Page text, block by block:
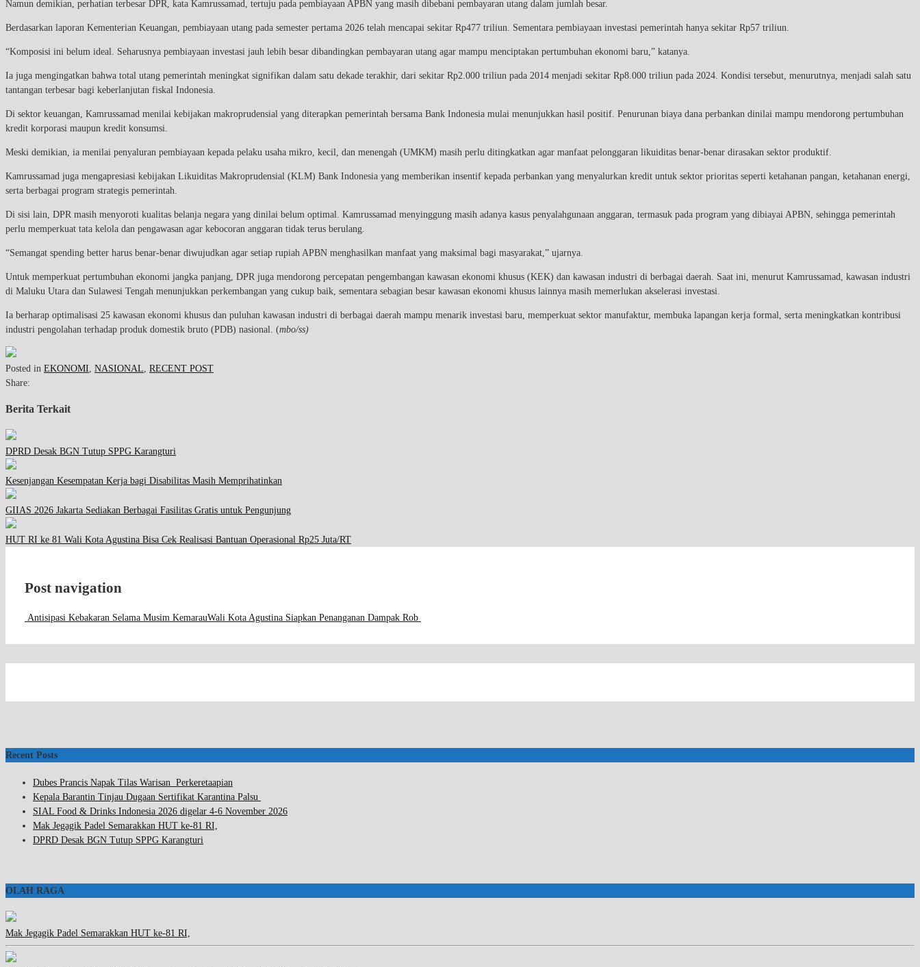
Namun demikian, perhatian terbesar DPR, kata Kamrussamad, tertuju pada pembiayaan APBN yang masih dibebani pembayaran utang dalam jumlah besar.
Berdasarkan laporan Kementerian Keuangan, pembiayaan utang pada semester pertama 2026 telah mencapai sekitar Rp477 triliun. Sementara pembiayaan investasi pemerintah hanya sekitar Rp57 triliun.
“Komposisi ini belum ideal. Seharusnya pembiayaan investasi jauh lebih besar dibandingkan pembayaran utang agar mampu menciptakan pertumbuhan ekonomi baru,” katanya.
Ia juga mengingatkan bahwa total utang pemerintah meningkat signifikan dalam satu dekade terakhir, dari sekitar Rp2.000 triliun pada 2014 menjadi sekitar Rp8.000 triliun pada 2024. Kondisi tersebut, menurutnya, menjadi salah satu
tantangan terbesar bagi keberlanjutan fiskal Indonesia.
Di sektor keuangan, Kamrussamad menilai kebijakan makroprudensial yang diterapkan pemerintah bersama Bank Indonesia mulai menunjukkan hasil positif. Penurunan biaya dana perbankan dinilai mampu mendorong pertumbuhan
kredit korporasi maupun kredit konsumsi.
Meski demikian, ia menilai penyaluran pembiayaan kepada pelaku usaha mikro, kecil, dan menengah (UMKM) masih perlu ditingkatkan agar manfaat pelonggaran likuiditas benar-benar dirasakan sektor produktif.
Kamrussamad juga mengapresiasi kebijakan Likuiditas Makroprudensial (KLM) Bank Indonesia yang memberikan insentif kepada perbankan yang menyalurkan kredit untuk sektor prioritas seperti ketahanan pangan, ketahanan energi,
serta berbagai program strategis pemerintah.
Di sisi lain, DPR masih menyoroti kualitas belanja negara yang dinilai belum optimal. Kamrussamad menyinggung masih adanya kasus penyalahgunaan anggaran, termasuk pada program yang dibiayai APBN, sehingga pemerintah
perlu memperkuat tata kelola dan pengawasan agar kebocoran anggaran tidak terus berulang.
“Semangat spending better harus benar-benar diwujudkan agar setiap rupiah APBN menghasilkan manfaat yang maksimal bagi masyarakat,” ujarnya.
Untuk memperkuat pertumbuhan ekonomi jangka panjang, DPR juga mendorong percepatan pengembangan kawasan ekonomi khusus (KEK) dan kawasan industri di berbagai daerah. Saat ini, menurut Kamrussamad, kawasan industri
di Maluku Utara dan Sulawesi Tengah menunjukkan perkembangan yang cukup baik, sementara sebagian besar kawasan ekonomi khusus lainnya masih memerlukan akselerasi investasi.
Ia berharap optimalisasi 25 kawasan ekonomi khusus dan puluhan kawasan industri di berbagai daerah mampu menarik investasi baru, memperkuat sektor manufaktur, membuka lapangan kerja formal, serta meningkatkan kontribusi
industri pengolahan terhadap produk domestik bruto (PDB) nasional. (mbo/ss)
Posted in EKONOMI NASIONAL RECENT POST
Share:
Berita Terkait
DPRD Desak BGN Tutup SPPG Karangturi
Kesenjangan Kesempatan Kerja bagi Disabilitas Masih Memprihatinkan
GIIAS 2026 Jakarta Sediakan Berbagai Fasilitas Gratis untuk Pengunjung
HUT RI ke 81 Wali Kota Agustina Bisa Cek Realisasi Bantuan Operasional Rp25 Juta/RT
Post navigation
Antisipasi Kebakaran Selama Musim KemarauWali Kota Agustina Siapkan Penanganan Dampak Rob
Recent Posts
Dubes Prancis Napak Tilas Warisan Perkeretaapian
Kepala Barantin Tinjau Dugaan Sertifikat Karantina Palsu
SIAL Food & Drinks Indonesia 2026 digelar 4-6 November 2026
Mak Jegagik Padel Semarakkan HUT ke-81 RI,
DPRD Desak BGN Tutup SPPG Karangturi
OLAH RAGA
Mak Jegagik Padel Semarakkan HUT ke-81 RI,